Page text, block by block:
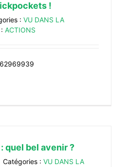
!
: VU DANS LA
ACTIONS
quel bel avenir ?
Catégories : VU DANS LA